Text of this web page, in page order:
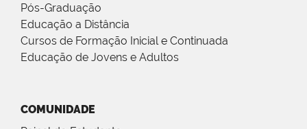
Pós-Graduação
Educação a Distância
Cursos de Formação Inicial e Continuada
Educação de Jovens e Adultos
COMUNIDADE